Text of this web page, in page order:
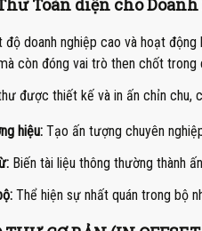
độ doanh nghiệp cao và hoạt động
còn đóng vai trò then chốt
được thiết kế và in ấn chỉn chu,
hiệu: Tạo ấn tượng chuyên
Biến tài liệu thông thường thành
Thể hiện sự nhất quán trong bộ